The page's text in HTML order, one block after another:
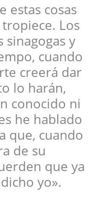
estas cosas
Los
sinagogas y
cuando
creerá dar
lo harán,
conocido ni
he hablado
que, cuando
de su
que ya
yo».